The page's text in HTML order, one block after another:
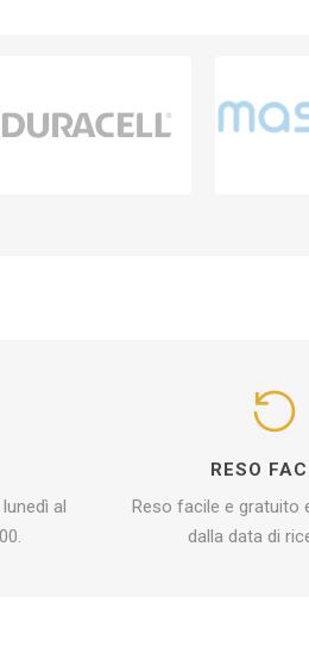
al
RESO
Reso facile e gratuito
dalla data di